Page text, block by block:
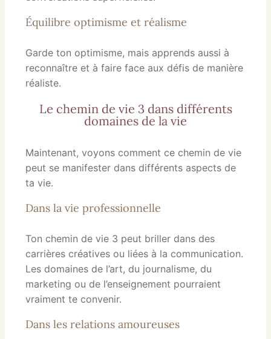
Équilibre optimisme et réalisme
Garde ton optimisme, mais apprends aussi à
reconnaître et à faire face aux défis de manière
réaliste.
Le chemin de vie 3 dans différents
domaines de la vie
Maintenant, voyons comment ce chemin de vie
peut se manifester dans différents aspects de
ta vie.
Dans la vie professionnelle
Ton chemin de vie 3 peut briller dans des
carrières créatives ou liées à la communication.
Les domaines de l’art, du journalisme, du
marketing ou de l’enseignement pourraient
vraiment te convenir.
Dans les relations amoureuses